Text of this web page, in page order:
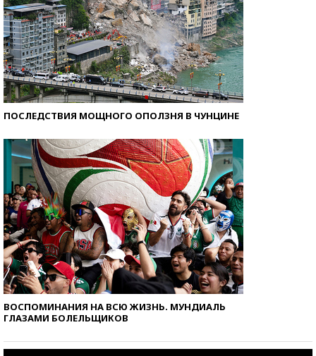
ПОСЛЕДСТВИЯ МОЩНОГО ОПОЛЗНЯ В ЧУНЦИНЕ
ВОСПОМИНАНИЯ НА ВСЮ ЖИЗНЬ. МУНДИАЛЬ
ГЛАЗАМИ БОЛЕЛЬЩИКОВ